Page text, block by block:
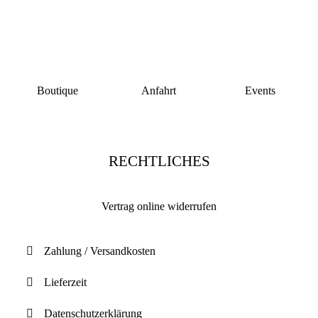
Boutique Anfahrt Events
RECHTLICHES
Vertrag online widerrufen
Zahlung / Versandkosten
Lieferzeit
Datenschutzerklärung